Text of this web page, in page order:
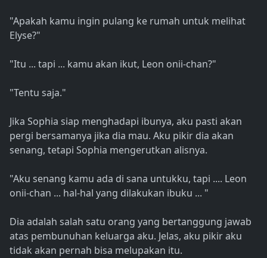
"Apakah kamu ingin pulang ke rumah untuk melihat
Elyse?"
"Itu ... tapi ... kamu akan ikut, Leon onii-chan?"
"Tentu saja."
Jika Sophia siap menghadapi ibunya, aku pasti akan
pergi bersamanya jika dia mau. Aku pikir dia akan
senang, tetapi Sophia mengerutkan alisnya.
"Aku senang kamu ada di sana untukku, tapi .... Leon
onii-chan ... hal-hal yang dilakukan ibuku ... "
Dia adalah salah satu orang yang bertanggung jawab
atas pembunuhan keluarga aku. Jelas, aku pikir aku
tidak akan pernah bisa melupakan itu.